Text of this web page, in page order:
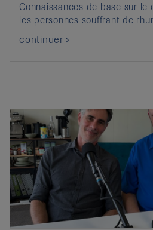
Connaissances de base sur
les personnes souffrant de
continuer